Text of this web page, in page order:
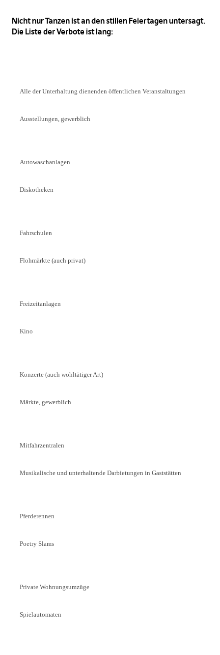
Nicht nur Tanzen ist an den stillen Feiertagen untersagt.
Die Liste der Verbote ist lang:
Alle der Unterhaltung dienenden öffentlichen Veranstaltungen
Ausstellungen, gewerblich
Autowaschanlagen
Diskotheken
Fahrschulen
Flohmärkte (auch privat)
Freizeitanlagen
Kino
Konzerte (auch wohltätiger Art)
Märkte, gewerblich
Mitfahrzentralen
Musikalische und unterhaltende Darbietungen in Gaststätten
Pferderennen
Poetry Slams
Private Wohnungsumzüge
Spielautomaten